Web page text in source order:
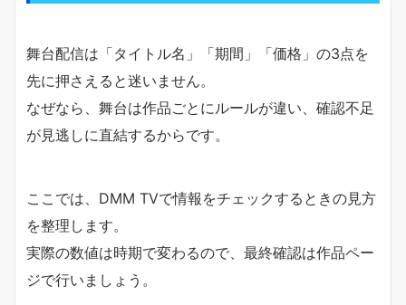
舞台配信は「タイトル名」「期間」「価格」の3点を
先に押さえると迷いません。
なぜなら、舞台は作品ごとにルールが違い、確認不足
が見逃しに直結するからです。
ここでは、DMM TVで情報をチェックするときの見方
を整理します。
実際の数値は時期で変わるので、最終確認は作品ペー
ジで行いましょう。